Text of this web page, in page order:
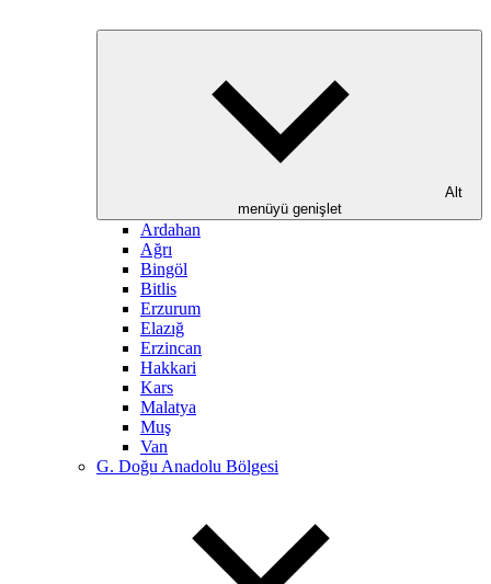
Alt
menüyü genişlet
Ardahan
Ağrı
Bingöl
Bitlis
Erzurum
Elazığ
Erzincan
Hakkari
Kars
Malatya
Muş
Van
G. Doğu Anadolu Bölgesi